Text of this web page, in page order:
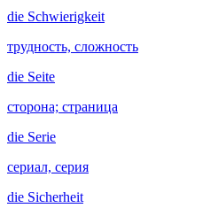
die Schwierigkeit
трудность, сложность
die Seite
сторона; страница
die Serie
сериал, серия
die Sicherheit